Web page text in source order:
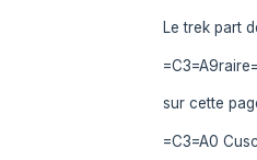
Le trek part
sur cette
=C3=A0